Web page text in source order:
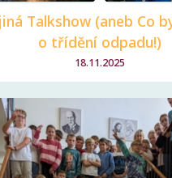
Talkshow (aneb Co
o třídění odpadu!)
18.11.2025